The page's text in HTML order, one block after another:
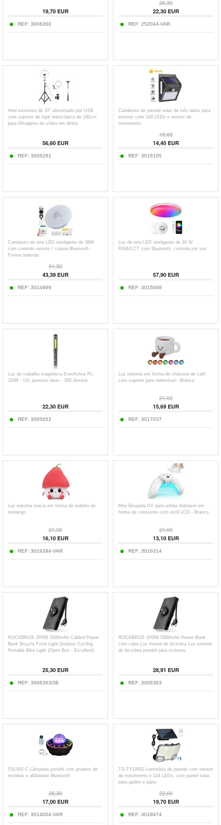
19,70EUR
REF: 3006360
26,30
22,30EUR
REF: 252044-VAR
Anel luminoso de 10" alimentado por USB
com suporte de tripé telescópico de 160cm
para filmagens de vídeo em direto
56,60EUR
REF: 3006282
Candeeiro de parede solar de três lados para
exterior com 100 LEDs e sensor de
movimento
15,69
14,40EUR
REF: 3016105
Candeeiro de teto LED inteligente de 36W
com controlo remoto / coluna Bluetooth -
Forma redonda
51,30
43,39EUR
REF: 3014999
Luz de teto LED inteligente de 30 W
RGB/CCT com Bluetooth, controlo por voz
57,90EUR
REF: 3015008
Luz de trabalho magnética EverActive PL-
350R - UV, ponteiro laser - 350 lúmens
22,30EUR
REF: 3005652
Luz noturna em forma de chávena de café
com suporte para telemóvel - Branca
21,00
15,69EUR
REF: 3017037
Luz noturna macia em forma de bolinho de
morango
21,00
16,10EUR
REF: 3019394-VAR
Mini lâmpada UV para unhas dobrável em
forma de crescente com ecrã LCD - Branco
21,00
13,10EUR
REF: 3016314
ROCKBROS JP008 5000mAh Cabled Power
Bank Bicycle Front Light Outdoor Cycling
Portable Bike Light (Open Box - Excellent)
25,30EUR
REF: 3006363OB
ROCKBROS JP008 5000mAh Power Bank
com cabo Luz frontal de bicicleta Luz exterior
de bicicleta portátil para ciclismo
28,91 EUR
REF: 3006363
SSL001-C Lâmpada portátil com projetor de
estrelas e altifalante Bluetooth
26,30
17,00EUR
REF: 3014004-VAR
TG-TY19502 Luminária de parede com sensor
de movimento e 144 LEDs, com painel solar,
para jardim e pátio
22,00
19,70EUR
REF: 3018974